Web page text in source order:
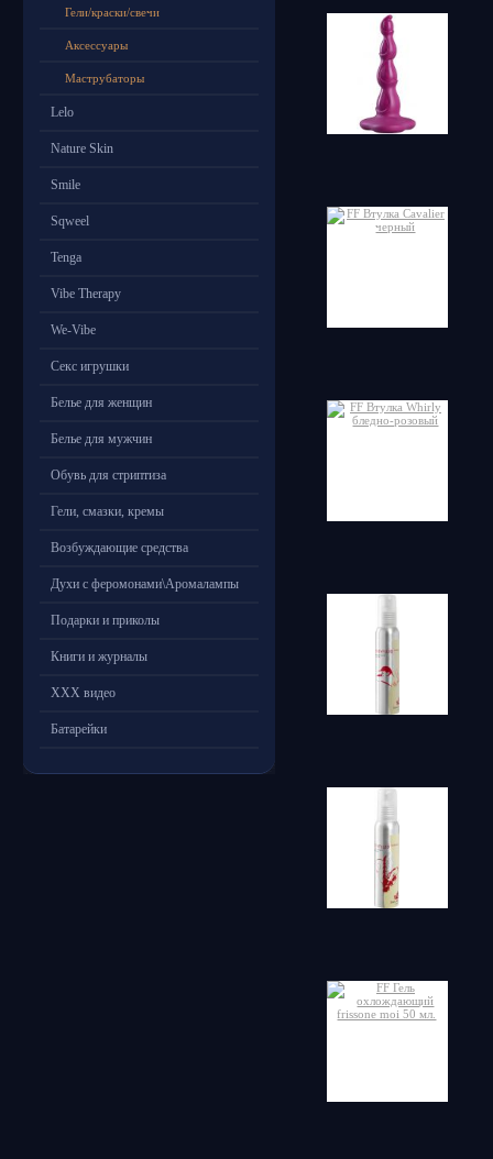
Гели/краски/свечи
Аксессуары
Маструбаторы
Lelo
Nature Skin
Smile
Sqweel
Tenga
Vibe Therapy
We-Vibe
Секс игрушки
Белье для женщин
Белье для мужчин
Обувь для стриптиза
Гели, смазки, кремы
Возбуждающие средства
Духи с феромонами\Аромалампы
Подарки и приколы
Книги и журналы
ХХХ видео
Батарейки